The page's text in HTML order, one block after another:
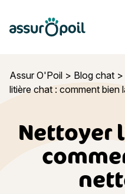
Assur O'Poil
Assur O'Poil > Blog chat >
litière chat : comment bien
Nettoyer